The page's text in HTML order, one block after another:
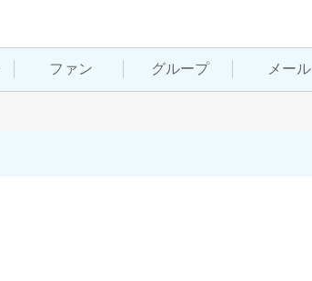
ファン グループ メール